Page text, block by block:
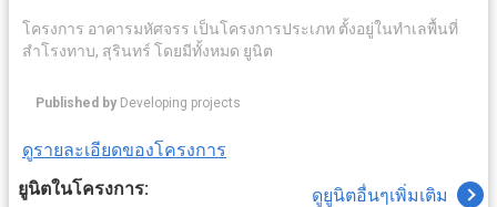
โครงการ อาคารมหัศจรร เป็นโครงการประเภท ตั้งอยู่ในทำเลพื้นที่
สำโรงทาบ, สุรินทร์ โดยมีทั้งหมด ยูนิต
Published by Developing projects
ดูรายละเอียดของโครงการ
ยูนิตในโครงการ:
ดูยูนิตอื่นๆเพิ่มเติม